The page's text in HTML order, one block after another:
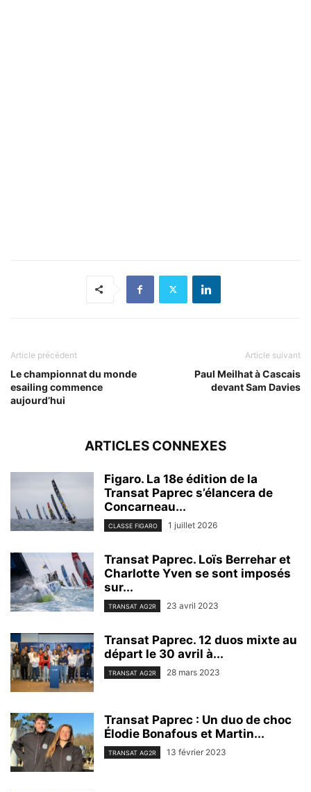
Article précédent
Le championnat du monde
esailing commence
aujourd’hui
Article suivant
Paul Meilhat à Cascais
devant Sam Davies
ARTICLES CONNEXES
Figaro. La 18e édition de la
Transat Paprec s’élancera de
Concarneau...
CLASSE FIGARO 1 juillet 2026
Transat Paprec. Loïs Berrehar et
Charlotte Yven se sont imposés
sur...
TRANSAT AG2R 23 avril 2023
Transat Paprec. 12 duos mixte au
départ le 30 avril à...
TRANSAT AG2R 28 mars 2023
Transat Paprec : Un duo de choc
Élodie Bonafous et Martin...
TRANSAT AG2R 13 février 2023